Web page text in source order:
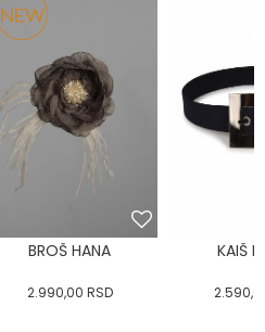
BROŠ HANA
2.990,00 RSD
KAIŠ